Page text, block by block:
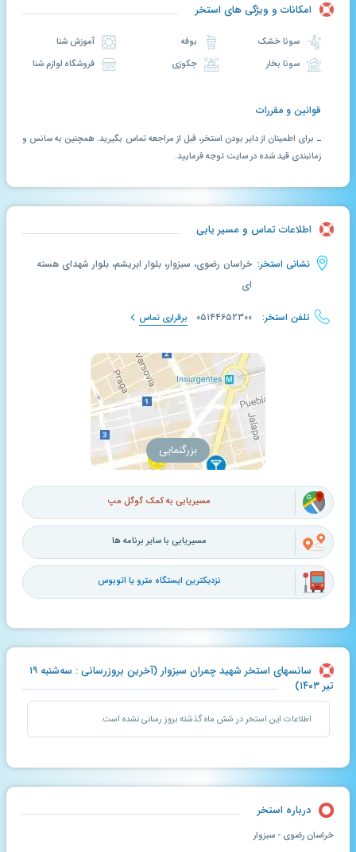
امکانات و ویژگی های استخر
سونا خشک
سونا بخار
جکوزی
آموزش شنا
فروشگاه لوازم شنا
قوانین و مقررات
ـ برای اطمینان از دایر بودن استخر، قبل از مراجعه تماس بگیرید. همچنین به سانس و
زمانبندی قید شده در سایت توجه فرمایید.
اطلاعات تماس و مسیر یابی
نشانی استخر: خراسان رضوی، سبزوار، بلوار ابریشم، بلوار شهدای هسته
ای
تلفن استخر: ۰۵۱۴۴۶۵۲۳۰۰ برقراری تماس
بزرگنمایی
مسیریابی به کمک گوگل مپ
مسیریابی با سایر برنامه ها
نزدیکترین ایستگاه مترو یا اتوبوس
سانسهای استخر شهید چمران سبزوار (آخرین بروزرسانی : سه‌شنبه ۱۹
تیر ۱۴۰۳)
اطلاعات این استخر در شش ماه گذشته بروز رسانی نشده است.
درباره استخر
خراسان رضوی - سبزوار